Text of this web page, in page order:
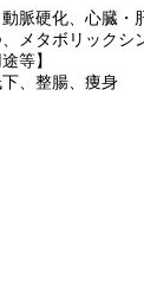
脈硬化、心臓・
メタボリックシ
等】
、整腸、痩身